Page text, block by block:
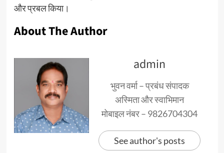
और प्रबल किया।
About The Author
admin
भुवन वर्मा – प्रबंध संपादक
अस्मिता और स्वाभिमान
मोबाइल नंबर – 9826704304
See author's posts